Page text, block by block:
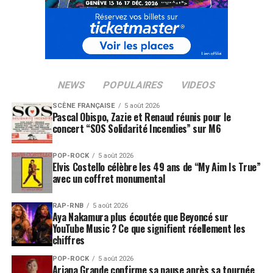
NEWS POPULAIRES VIDEOS
SCÈNE FRANÇAISE 5 août 2026
Pascal Obispo, Zazie et Renaud réunis pour le
concert “SOS Solidarité Incendies” sur M6
POP-ROCK 5 août 2026
Elvis Costello célèbre les 49 ans de “My Aim Is True”
avec un coffret monumental
RAP-RNB 5 août 2026
Aya Nakamura plus écoutée que Beyoncé sur
YouTube Music ? Ce que signifient réellement les
chiffres
POP-ROCK 5 août 2026
Ariana Grande confirme sa pause après sa tournée